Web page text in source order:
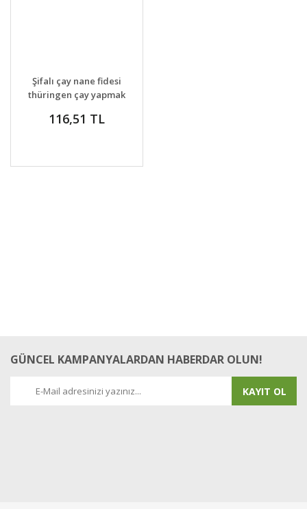
DETAYLAR SEPETE EKLE
Şifalı çay nane fidesi
thüringen çay yapmak
multimentha
116,51 TL
GÜNCEL KAMPANYALARDAN HABERDAR OLUN!
KAYIT OL